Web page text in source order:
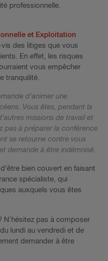
professionnelle.
et Exploitation
des litiges que vous
En effet, les risques
vous empêcher
tranquilité.
d'animer une
Vous êtes, pendant la
missions de travail et
pas à préparer la conférence
se retourne contre vous
demande à être indémnisé.
bien couvert en faisant
spécialiste, qui
auxquels vous êtes
N'hésitez pas à composer
lundi au vendredi et de
demander à être